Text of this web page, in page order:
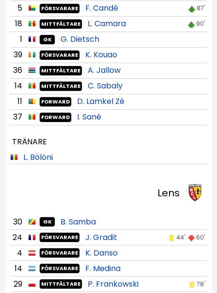
5 FÖRSVARARE F. Candé 87'
18 MITTFÄLTARE L. Camara 90'
1 GK
G. Dietsch
39
FÖRSVARARE
K. Kouao
36
MITTFÄLTARE
A. Jallow
14
MITTFÄLTARE
C. Sabaly
11
FORWARD
D. Lamkel Zé
37
FORWARD I. Sané
TRÄNARE
L. Bölöni
Lens
30 GK
B. Samba
24
FÖRSVARARE J. Gradit 44' 60'
4 FÖRSVARARE
K. Danso
14
FÖRSVARARE
F. Medina
29
MITTFÄLTARE P. Frankowski 78'